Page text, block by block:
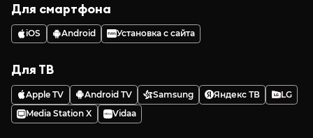
Для смартфона
iOS Android Установка с сайта
Для ТВ
Apple TV Android TV Samsung Яндекс ТВ
LG
Media Station X
Vidaa